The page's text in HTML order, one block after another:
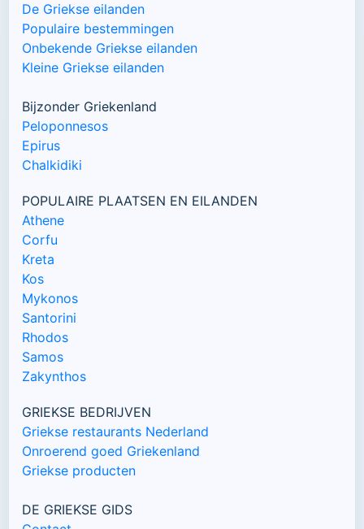
De Griekse eilanden
Populaire bestemmingen
Onbekende Griekse eilanden
Kleine Griekse eilanden
Bijzonder Griekenland
Peloponnesos
Epirus
Chalkidiki
POPULAIRE PLAATSEN EN EILANDEN
Athene
Corfu
Kreta
Kos
Mykonos
Santorini
Rhodos
Samos
Zakynthos
GRIEKSE BEDRIJVEN
Griekse restaurants Nederland
Onroerend goed Griekenland
Griekse producten
DE GRIEKSE GIDS